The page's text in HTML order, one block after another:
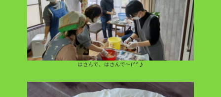
はさんで、はさんで～(^^♪